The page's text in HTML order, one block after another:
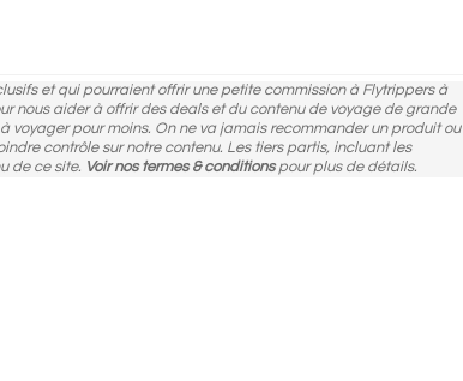
et qui pourraient offrir une petite commission à Flytrippers à
nous aider à offrir des deals et du contenu de voyage de grande
pour moins. On ne va jamais recommander un produit ou
contrôle sur notre contenu. Les tiers partis, incluant les
de ce site. Voir nos termes & conditionspour plus de détails.